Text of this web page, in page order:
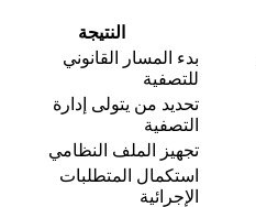
النتيجة
بدء المسار القانوني
للتصفية
تحديد من يتولى إدارة
التصفية
تجهيز الملف النظامي
استكمال المتطلبات
الإجرائية